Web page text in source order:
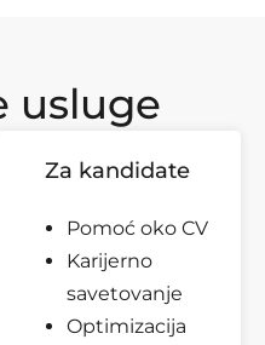
usluge
Za kandidate
Pomoć oko CV
Karijerno
savetovanje
Optimizacija